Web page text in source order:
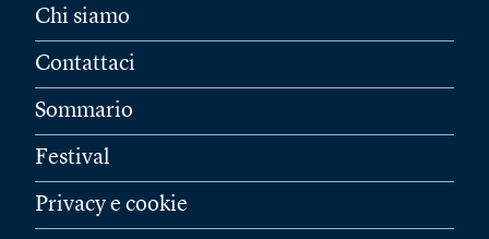
Chi siamo
Contattaci
Sommario
Festival
Privacy e cookie